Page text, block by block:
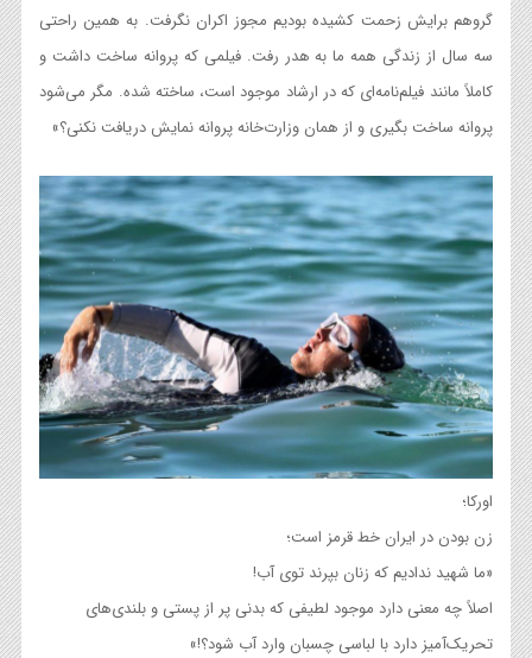
گروهم برایش زحمت کشیده بودیم مجوز اکران نگرفت. به همین راحتی
سه سال از زندگی همه ما به هدر رفت. فیلمی که پروانه ساخت داشت و
کاملاً مانند فیلم‌نامه‌ای که در ارشاد موجود است، ساخته شده. مگر می‌شود
پروانه ساخت بگیری و از همان وزارت‌خانه پروانه نمایش دریافت نکنی؟»
اورکا؛
زن بودن در ایران خط قرمز است؛
«ما شهید ندادیم که زنان بپرند توی آب!
اصلاً چه معنی دارد موجود لطیفی که بدنی پر از پستی و بلندی‌های
تحریک‌آمیز‌ دارد با لباسی چسبان وارد آب شود؟!»